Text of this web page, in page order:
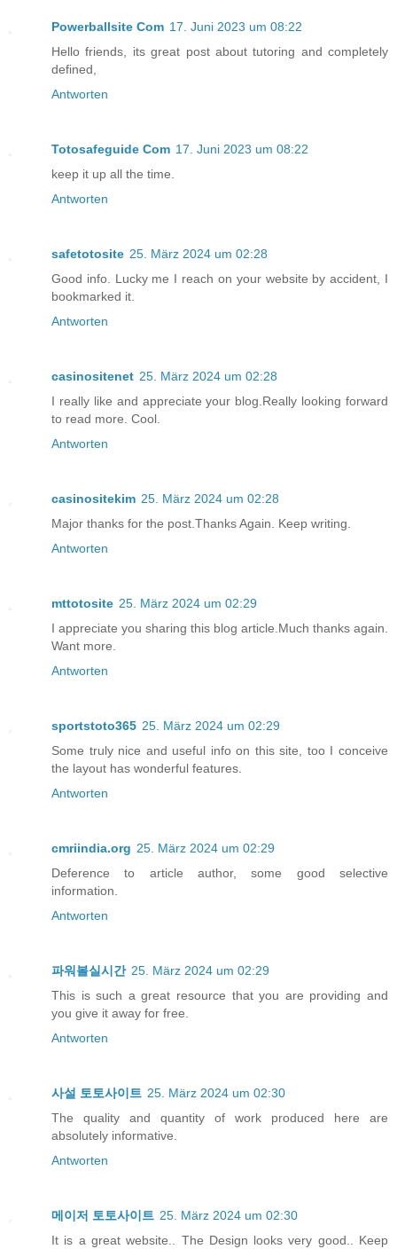
Powerballsite Com 17. Juni 2023 um 08:22
Hello friends, its great post about tutoring and completely
defined,
Antworten
Totosafeguide Com 17. Juni 2023 um 08:22
keep it up all the time.
Antworten
safetotosite 25. März 2024 um 02:28
Good info. Lucky me I reach on your website by accident, I
bookmarked it.
Antworten
casinositenet 25. März 2024 um 02:28
I really like and appreciate your blog.Really looking forward
to read more. Cool.
Antworten
casinositekim 25. März 2024 um 02:28
Major thanks for the post.Thanks Again. Keep writing.
Antworten
mttotosite 25. März 2024 um 02:29
I appreciate you sharing this blog article.Much thanks again.
Want more.
Antworten
sportstoto365 25. März 2024 um 02:29
Some truly nice and useful info on this site, too I conceive
the layout has wonderful features.
Antworten
cmriindia.org 25. März 2024 um 02:29
Deference to article author, some good selective
information.
Antworten
파워볼실시간 25. März 2024 um 02:29
This is such a great resource that you are providing and
you give it away for free.
Antworten
사설 토토사이트 25. März 2024 um 02:30
The quality and quantity of work produced here are
absolutely informative.
Antworten
메이저 토토사이트 25. März 2024 um 02:30
It is a great website.. The Design looks very good.. Keep